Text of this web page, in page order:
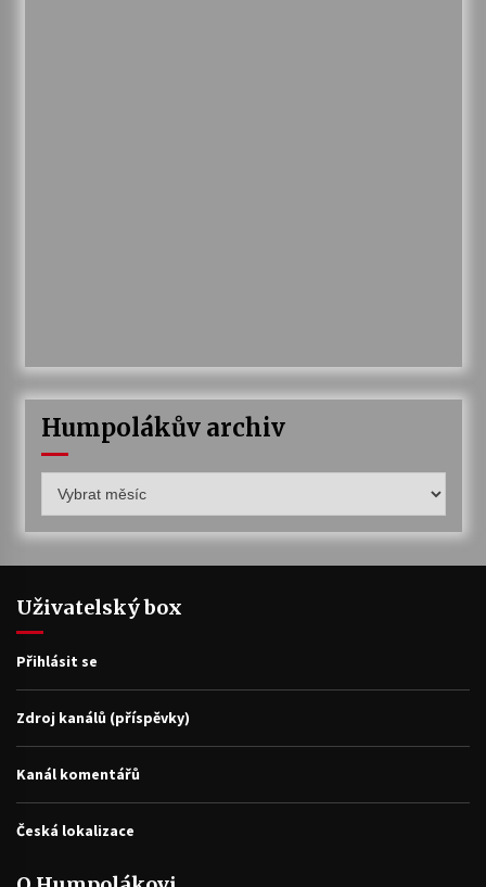
Humpolákův archiv
archiv
Uživatelský box
Přihlásit se
Zdroj kanálů (příspěvky)
Kanál komentářů
Česká lokalizace